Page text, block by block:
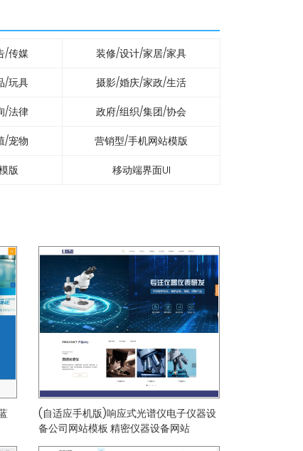
/传媒 装修/设计/家居/家具
/玩具 摄影/婚庆/家政/生活
/法律 政府/组织/集团/协会
/宠物 营销型/手机网站模版
版 移动端界面UI
(自适应手机版)响应式光谱仪电子仪器设
备公司网站模板 精密仪器设备网站